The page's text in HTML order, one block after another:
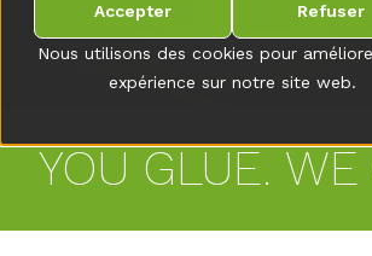
Nous utilisons des cookies pour
expérience sur notre site web.
Accepter Refuser
YOU GLUE. WE